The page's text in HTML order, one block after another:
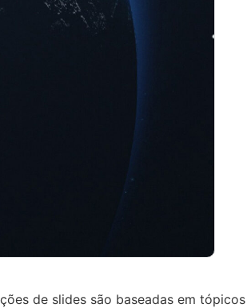
de slides são baseadas em